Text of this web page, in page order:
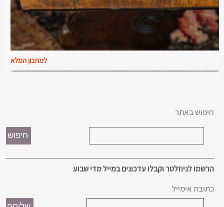
למתכון המלא
חיפוש באתר
הרשמו לניוזלטר וקבלו עדכונים במייל מדי שבוע
כתובת אימייל